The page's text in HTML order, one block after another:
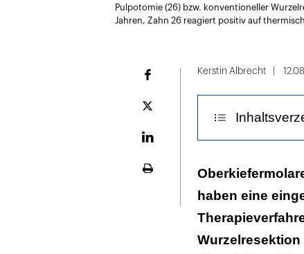
Pulpotomie (26) bzw. konventioneller
Jahren, Zahn 26 reagiert positiv auf
Plattform
Kerstin Albrecht
Die
haben eine